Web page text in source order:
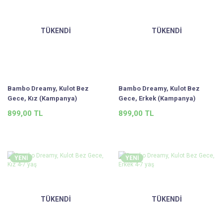
TÜKENDİ
Bambo Dreamy, Kulot Bez
Gece, Kız (Kampanya)
899,00 TL
TÜKENDİ
Bambo Dreamy, Kulot Bez
Gece, Erkek (Kampanya)
899,00 TL
YENİ
TÜKENDİ
YENİ
TÜKENDİ